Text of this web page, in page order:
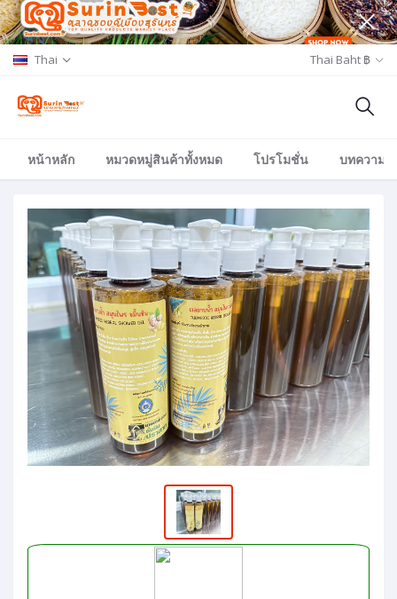
Thai Thai Baht ฿
หน้าหลัก หมวดหมู่สินค้าทั้งหมด โปรโมชั่น บทความ/